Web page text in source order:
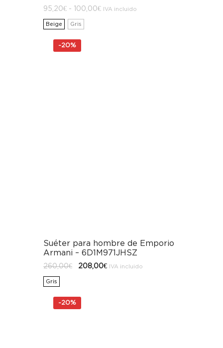
95,20€ - 100,00€Rango
IVA incluido
Beige Gris
-20%
Suéter para hombre de Emporio
Armani – 6D1M971JHSZ
260,00€
El
precio
208,00€ElIVA incluido
Gris
-20%